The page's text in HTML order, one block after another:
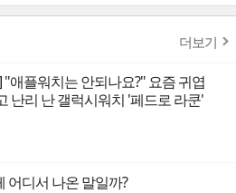
더보기
"애플워치는 안되나요?" 요즘 귀엽
난리 난 갤럭시워치 '페드로 라쿤'
어디서 나온 말일까?